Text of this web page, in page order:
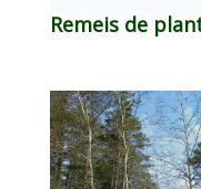
Remeis de